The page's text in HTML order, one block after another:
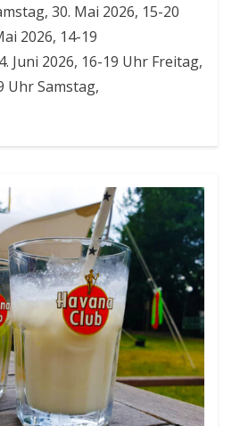
30. Mai 2026, 15-20
2026, 14-19
Juni 2026, 16-19 Uhr Freitag,
Uhr Samstag,